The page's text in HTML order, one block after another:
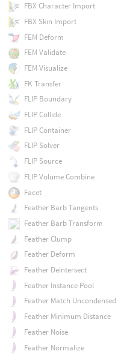
FBX Character Import
FBX Skin Import
FEM Deform
FEM Validate
FEM Visualize
FK Transfer
FLIP Boundary
FLIP Collide
FLIP Container
FLIP Solver
FLIP Source
FLIP Volume Combine
Facet
Feather Barb Tangents
Feather Barb Transform
Feather Clump
Feather Deform
Feather Deintersect
Feather Instance Pool
Feather Match Uncondensed
Feather Minimum Distance
Feather Noise
Feather Normalize